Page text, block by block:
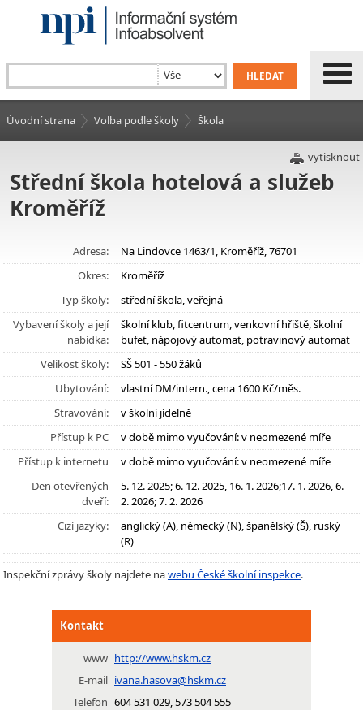
Úvodní strana Volba podle školy Škola
vytisknout
Střední škola hotelová a služeb
Kroměříž
Adresa:
Na Lindovce 1463/1, Kroměříž, 76701
Okres:
Kroměříž
Typ školy:
střední škola, veřejná
Vybavení školy a její
nabídka:
školní klub, fitcentrum, venkovní hřiště, školní
bufet, nápojový automat, potravinový automat
Velikost školy:
SŠ 501 - 550 žáků
Ubytování:
vlastní DM/intern., cena 1600 Kč/měs.
Stravování:
v školní jídelně
Přístup k PC
v době mimo vyučování: v neomezené míře
Přístup k internetu
v době mimo vyučování: v neomezené míře
Den otevřených
dveří:
5. 12. 2025; 6. 12. 2025, 16. 1. 2026;17. 1. 2026, 6.
2. 2026; 7. 2. 2026
Cizí jazyky:
anglický (A), německý (N), španělský (Š), ruský
(R)
Inspekční zprávy školy najdete nawebu České školní inspekce.
Kontakt
www http://www.hskm.cz
E-mail ivana.hasova@hskm.cz
Telefon 604 531 029, 573 504 555